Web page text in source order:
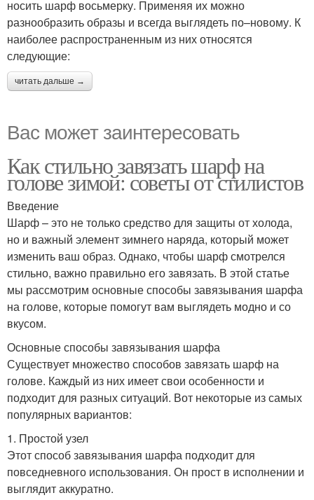
носить шарф восьмерку. Применяя их можно
разнообразить образы и всегда выглядеть по–новому. К
наиболее распространенным из них относятся
следующие:
читать дальше →
Вас может заинтересовать
Как стильно завязать шарф на
голове зимой: советы от стилистов
Введение
Шарф – это не только средство для защиты от холода,
но и важный элемент зимнего наряда, который может
изменить ваш образ. Однако, чтобы шарф смотрелся
стильно, важно правильно его завязать. В этой статье
мы рассмотрим основные способы завязывания шарфа
на голове, которые помогут вам выглядеть модно и со
вкусом.
Основные способы завязывания шарфа
Существует множество способов завязать шарф на
голове. Каждый из них имеет свои особенности и
подходит для разных ситуаций. Вот некоторые из самых
популярных вариантов:
1. Простой узел
Этот способ завязывания шарфа подходит для
повседневного использования. Он прост в исполнении и
выглядит аккуратно.